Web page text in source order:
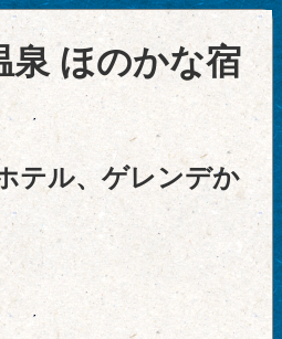
泉 ほのかな宿
テル、ゲレンデか